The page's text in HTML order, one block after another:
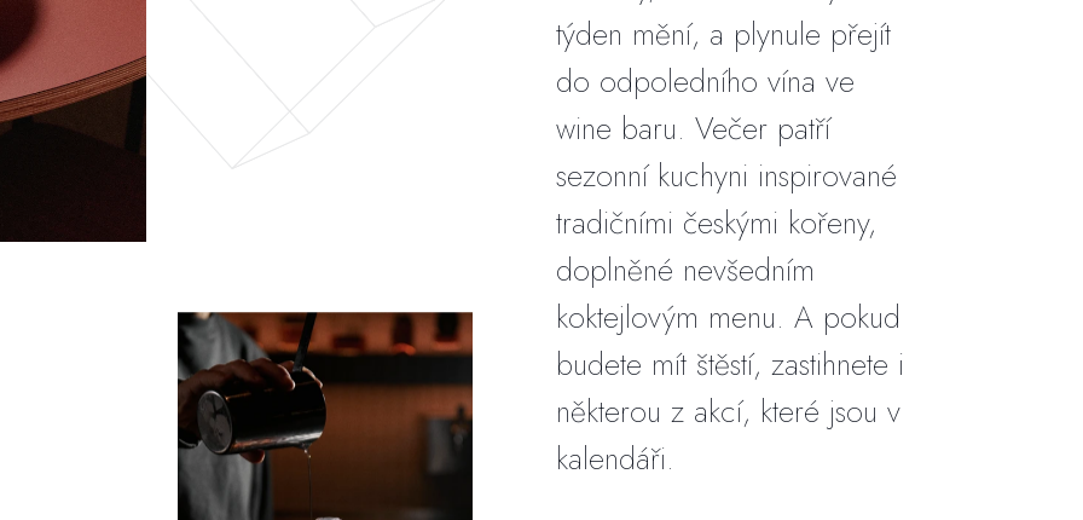
týden mění, a plynule přejít
do odpoledního vína ve
wine baru. Večer patří
sezonní kuchyni inspirované
tradičními českými kořeny,
doplněné nevšedním
koktejlovým menu. A pokud
budete mít štěstí, zastihnete i
některou z akcí, které jsou v
kalendáři.